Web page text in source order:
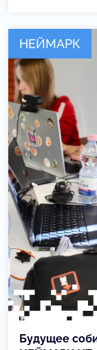
НЕЙМАРК
Будущее